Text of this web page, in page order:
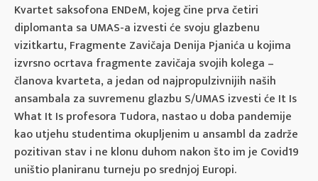
Kvartet saksofona ENDeM, kojeg čine prva četiri
diplomanta sa UMAS-a izvesti će svoju glazbenu
vizitkartu, Fragmente Zavičaja Denija Pjanića u kojima
izvrsno ocrtava fragmente zavičaja svojih kolega –
članova kvarteta, a jedan od najpropulzivnijih naših
ansambala za suvremenu glazbu S/UMAS izvesti će It Is
What It Is profesora Tudora, nastao u doba pandemije
kao utjehu studentima okupljenim u ansambl da zadrže
pozitivan stav i ne klonu duhom nakon što im je Covid19
uništio planiranu turneju po srednjoj Europi.